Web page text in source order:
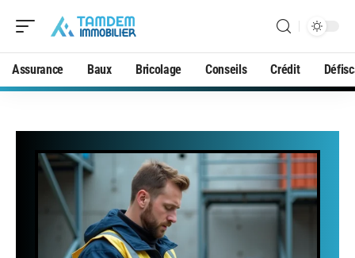
Assurance Baux Bricolage Conseils Crédit